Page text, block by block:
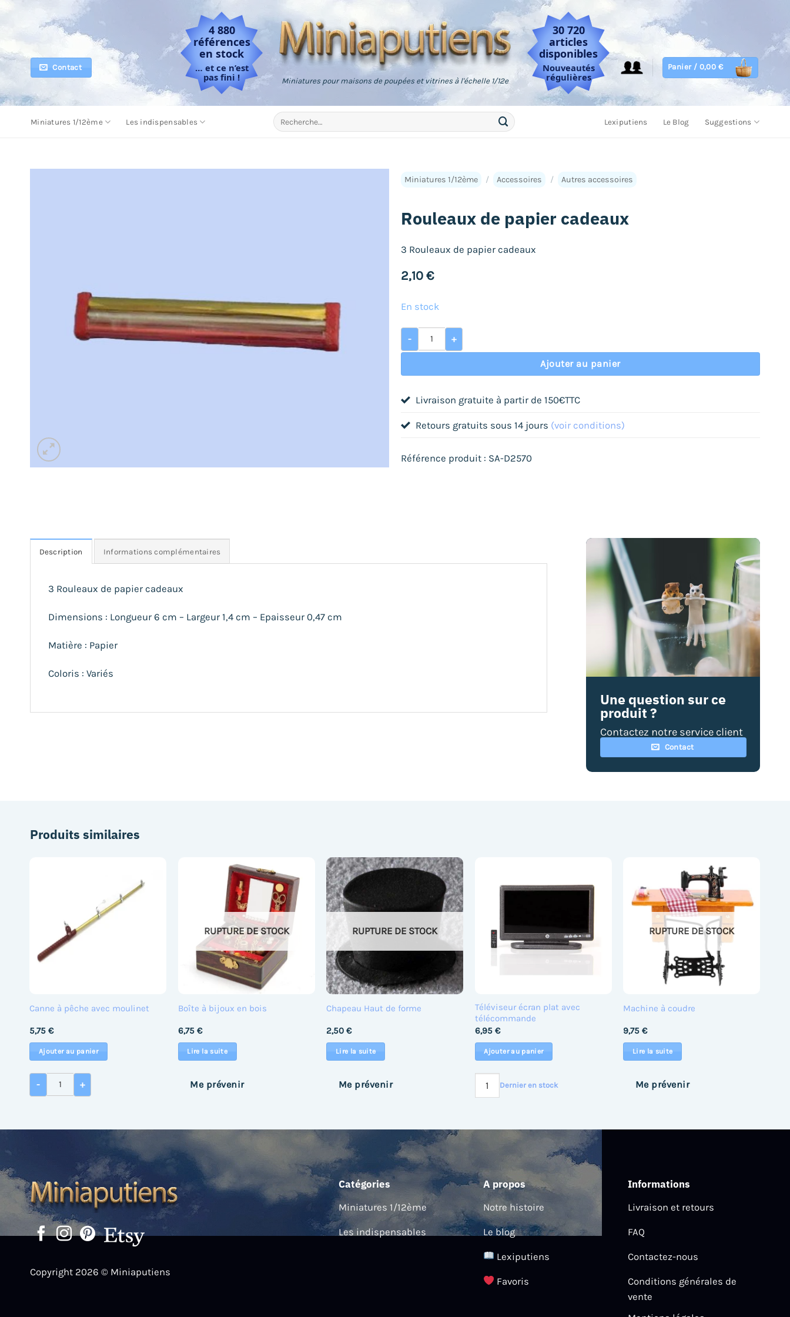
Miniatures pour maisons de poupées et vitrines à l'échelle 1/12e
Contact Panier / 0,00 €
4 880
références
en stock
… et ce n’est
pas fini !
30 720
articles
disponibles
Nouveautés
régulières
Miniatures 1/12ème Les indispensables
Recherche
pour :
Lexiputiens Le Blog Suggestions
Miniatures 1/12ème / Accessoires / Autres accessoires
Rouleaux de papier cadeaux
3 Rouleaux de papier cadeaux
2,10€
En stock
-
quantité de Rouleaux de papier cadeaux
+
Ajouter au panier
Livraison gratuite à partir de 150€TTC
Retours gratuits sous 14 jours (voir conditions)
Référence produit : SA-D2570
Description Informations complémentaires
3 Rouleaux de papier cadeaux
Dimensions : Longueur 6 cm – Largeur 1,4 cm – Epaisseur 0,47 cm
Matière : Papier
Coloris : Variés
Une question sur ce
produit ?
Contactez notre service client
Contact
Produits similaires
Canne à pêche avec moulinet
5,75€
Ajouter au panier
-
quantité de Canne à pêche avec moulinet
+
RUPTURE DE STOCK
Boîte à bijoux en bois
6,75 €
Lire la suite
Me prévenir
RUPTURE DE STOCK
Chapeau Haut de forme
2,50€
Lire la suite
Me prévenir
Téléviseur écran plat avec
télécommande
6,95 €
Ajouter au panier
Dernier en stock
RUPTURE DE STOCK
Machine à coudre
9,75€
Lire la suite
Me prévenir
Copyright 2026 © Miniaputiens
Catégories
Miniatures 1/12ème
Les indispensables
A propos
Notre histoire
Le blog
Lexiputiens
Favoris
Informations
Livraison et retours
FAQ
Contactez-nous
Conditions générales de
vente